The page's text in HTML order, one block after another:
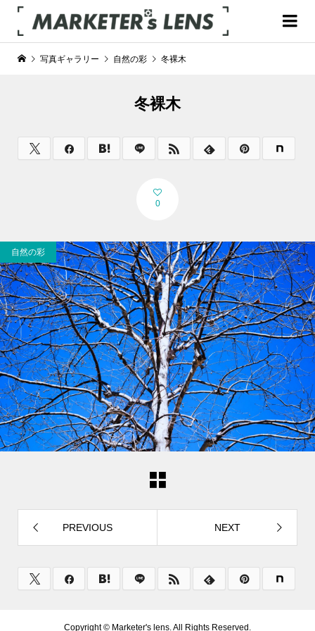
写真ギャラリー 自然の彩 冬裸木
冬裸木
0
自然の彩
PREVIOUS NEXT
Copyright © Marketer's lens. All Rights Reserved.